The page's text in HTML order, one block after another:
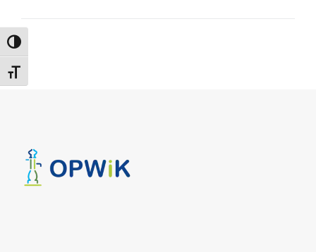
Toggle High Contrast
Toggle Font size